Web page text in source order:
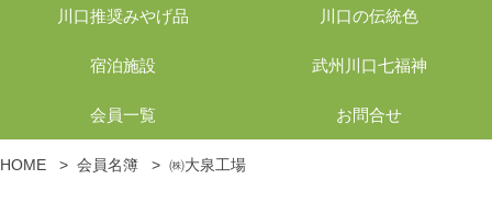
川口推奨みやげ品 川口の伝統色
宿泊施設 武州川口七福神
会員一覧 お問合せ
HOME > 会員名簿 > ㈱大泉工場